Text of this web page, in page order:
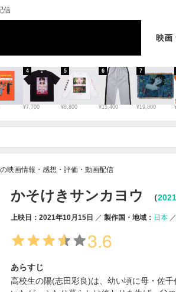
信
映画
¥7,700
4
¥8,800
5
¥15,400
6
¥19,800
7
映画情報・感想・評価・動画配信
かそけきサンカヨウ （
上映日：2021年10月15日 製作国・地域： 日本
3.6
あらすじ
高校生の陽(志田彩良)は、幼い頃に母・佐